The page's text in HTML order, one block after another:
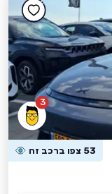
3
53 צפו ברכב זה